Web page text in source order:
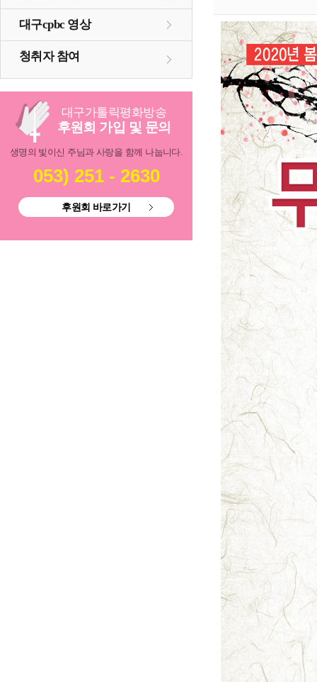
대구cpbc 영상
청취자 참여
대구가톨릭평화방송
후원회 가입 및 문의
생명의 빛이신 주님과 사랑을 함께 나눕니다.
053) 251 - 2630
후원회 바로가기